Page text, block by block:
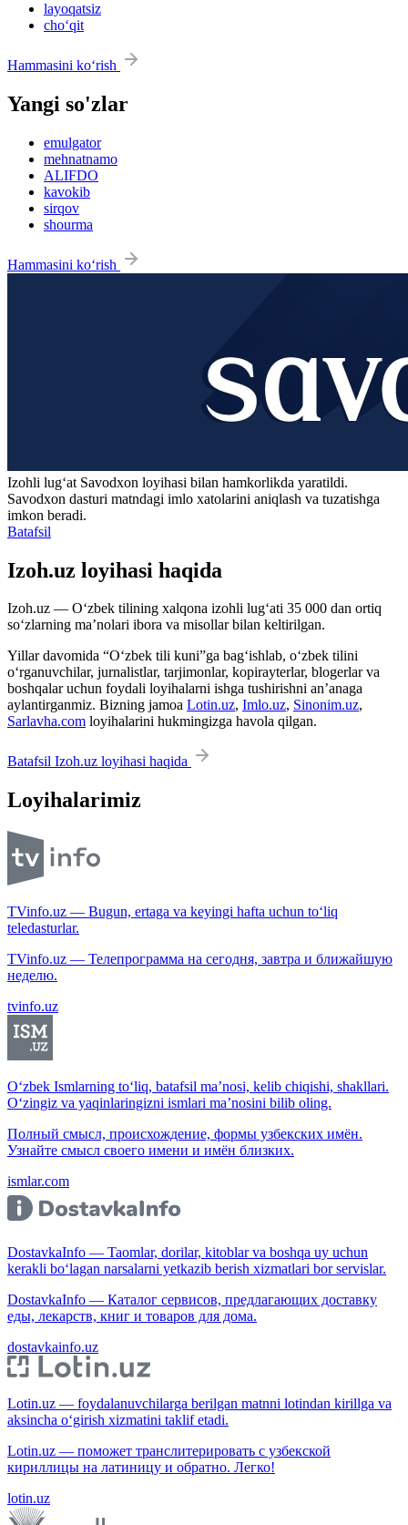
layoqatsiz
cho‘qit
Hammasini ko‘rish
Yangi so'zlar
emulgator
mehnatnamo
ALIFDO
kavokib
sirqov
shourma
Hammasini ko‘rish
Izohli lugʻat Savodxon loyihasi bilan hamkorlikda yaratildi.
Savodxon dasturi matndagi imlo xatolarini aniqlash va tuzatishga
imkon beradi.
Batafsil
Izoh.uz loyihasi haqida
Izoh.uz — O‘zbek tilining xalqona izohli lug‘ati 35 000 dan ortiq
so‘zlarning ma’nolari ibora va misollar bilan keltirilgan.
Yillar davomida “O‘zbek tili kuni”ga bag‘ishlab, o‘zbek tilini
o‘rganuvchilar, jurnalistlar, tarjimonlar, kopirayterlar, blogerlar va
boshqalar uchun foydali loyihalarni ishga tushirishni an’anaga
aylantirganmiz. Bizning jamoa Lotin.uz, Imlo.uz, Sinonim.uz,
Sarlavha.com loyihalarini hukmingizga havola qilgan.
Batafsil Izoh.uz loyihasi haqida
Loyihalarimiz
TVinfo.uz — Bugun, ertaga va keyingi hafta uchun to‘liq
teledasturlar.
TVinfo.uz — Телепрограмма на сегодня, завтра и ближайшую
неделю.
tvinfo.uz
O‘zbek Ismlarning to‘liq, batafsil ma’nosi, kelib chiqishi, shakllari.
O‘zingiz va yaqinlaringizni ismlari ma’nosini bilib oling.
Полный смысл, происхождение, формы узбекских имён.
Узнайте смысл своего имени и имён близких.
ismlar.com
DostavkaInfo — Taomlar, dorilar, kitoblar va boshqa uy uchun
kerakli bo‘lagan narsalarni yetkazib berish xizmatlari bor servislar.
DostavkaInfo — Каталог сервисов, предлагающих доставку
еды, лекарств, книг и товаров для дома.
dostavkainfo.uz
Lotin.uz — foydalanuvchilarga berilgan matnni lotindan kirillga va
aksincha o‘girish xizmatini taklif etadi.
Lotin.uz — поможет транслитерировать с узбекской
кириллицы на латиницу и обратно. Легко!
lotin.uz